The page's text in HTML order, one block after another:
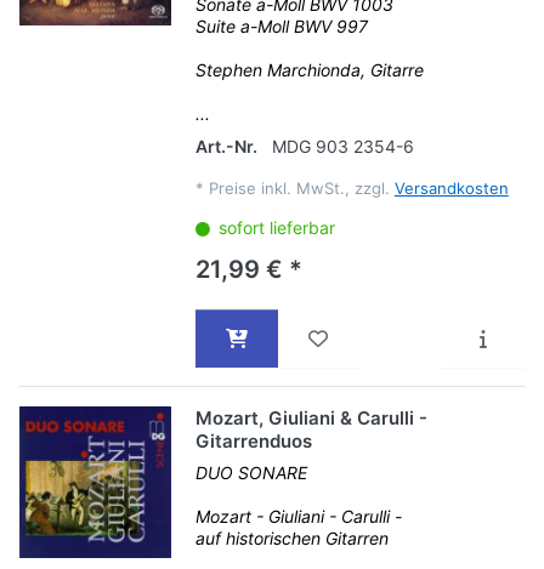
Sonate a-Moll BWV 1003
Suite a-Moll BWV 997
Stephen Marchionda, Gitarre
...
Art.-Nr.
MDG 903 2354-6
* Preise inkl. MwSt., zzgl. Versandkosten
sofort lieferbar
21,99 € *
Mozart, Giuliani & Carulli -
Gitarrenduos
DUO SONARE
Mozart - Giuliani - Carulli -
auf historischen Gitarren